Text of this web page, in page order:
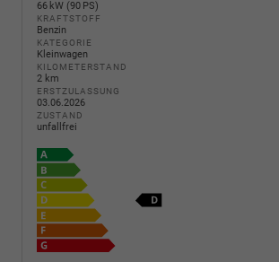
66 kW (90 PS)
KRAFTSTOFF
Benzin
KATEGORIE
Kleinwagen
KILOMETERSTAND
2 km
ERSTZULASSUNG
03.06.2026
ZUSTAND
unfallfrei